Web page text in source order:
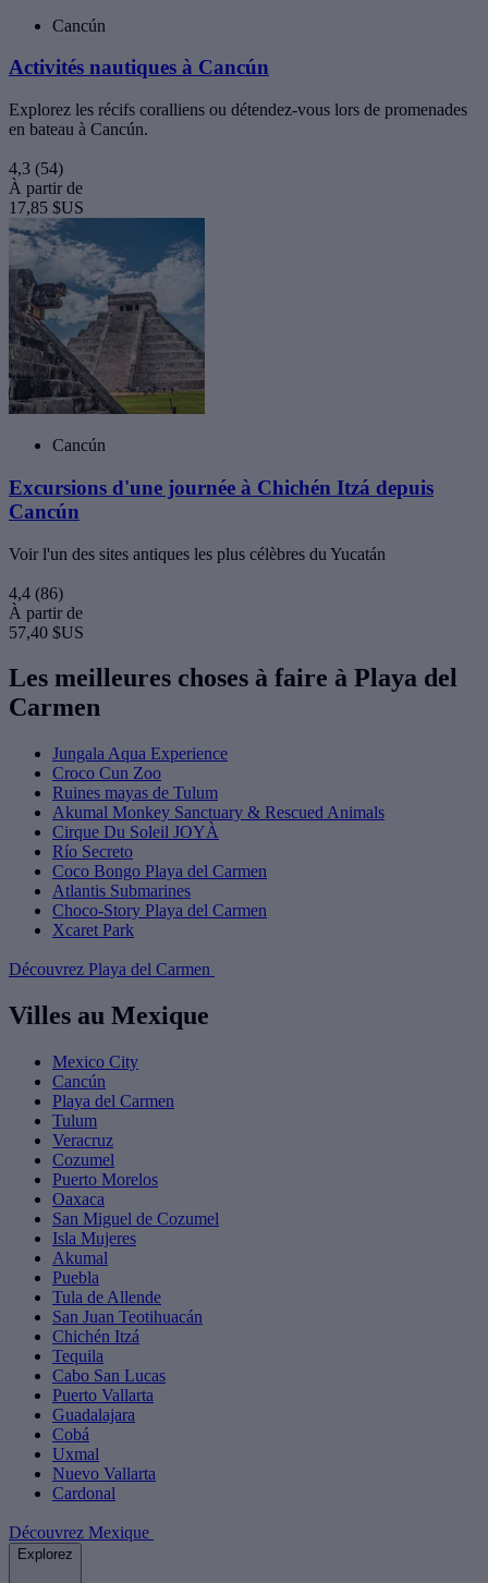
Cancún
Activités nautiques à Cancún
Explorez les récifs coralliens ou détendez-vous lors de promenades
en bateau à Cancún.
4,3 (54)
À partir de
17,85 $US
Cancún
Excursions d'une journée à Chichén Itzá depuis
Cancún
Voir l'un des sites antiques les plus célèbres du Yucatán
4,4 (86)
À partir de
57,40 $US
Les meilleures choses à faire à Playa del
Carmen
Jungala Aqua Experience
Croco Cun Zoo
Ruines mayas de Tulum
Akumal Monkey Sanctuary & Rescued Animals
Cirque Du Soleil JOYÀ
Río Secreto
Coco Bongo Playa del Carmen
Atlantis Submarines
Choco-Story Playa del Carmen
Xcaret Park
Découvrez Playa del Carmen
Villes au Mexique
Mexico City
Cancún
Playa del Carmen
Tulum
Veracruz
Cozumel
Puerto Morelos
Oaxaca
San Miguel de Cozumel
Isla Mujeres
Akumal
Puebla
Tula de Allende
San Juan Teotihuacán
Chichén Itzá
Tequila
Cabo San Lucas
Puerto Vallarta
Guadalajara
Cobá
Uxmal
Nuevo Vallarta
Cardonal
Découvrez Mexique
Explorez